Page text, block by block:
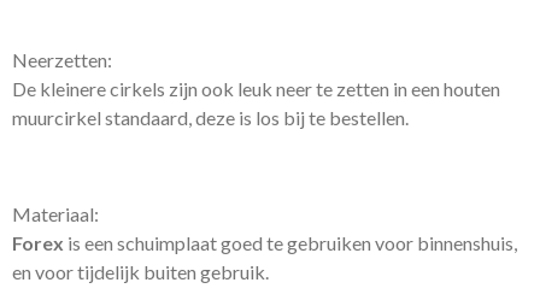
Neerzetten:
De kleinere cirkels zijn ook leuk neer te zetten in een houten
muurcirkel standaard, deze is los bij te bestellen.
Materiaal:
Forex is een schuimplaat goed te gebruiken voor binnenshuis,
en voor tijdelijk buiten gebruik.